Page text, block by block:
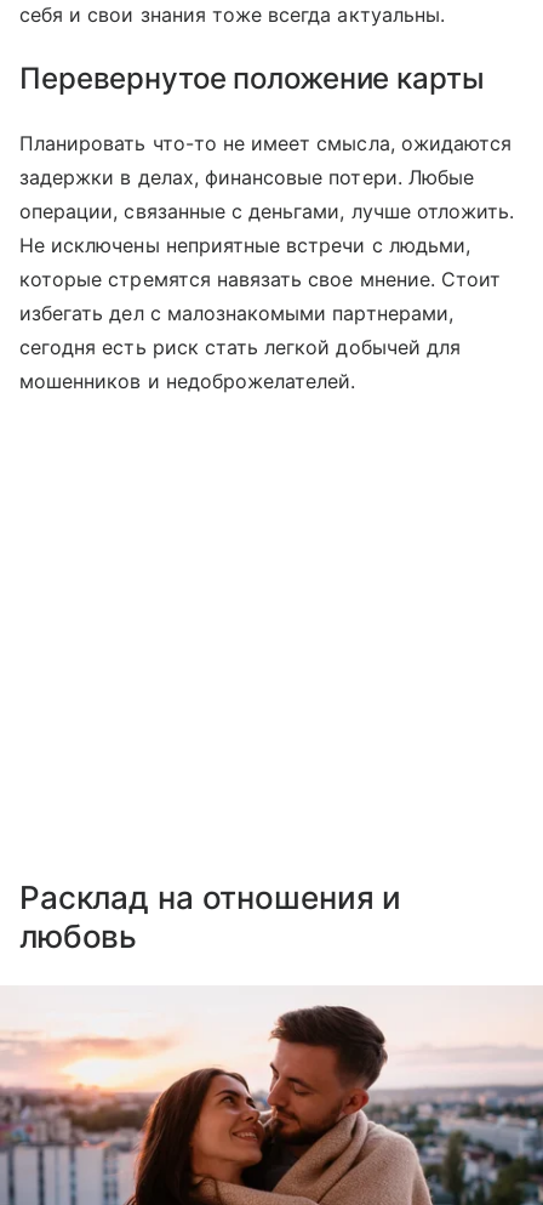
себя и свои знания тоже всегда актуальны.
Перевернутое положение карты
Планировать что-то не имеет смысла, ожидаются
задержки в делах, финансовые потери. Любые
операции, связанные с деньгами, лучше отложить.
Не исключены неприятные встречи с людьми,
которые стремятся навязать свое мнение. Стоит
избегать дел с малознакомыми партнерами,
сегодня есть риск стать легкой добычей для
мошенников и недоброжелателей.
Расклад на отношения и
любовь